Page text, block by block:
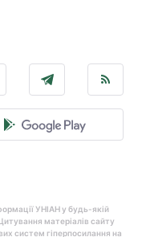
УНІАН у будь-якій
матеріалів сайту
систем гіперпосилання на